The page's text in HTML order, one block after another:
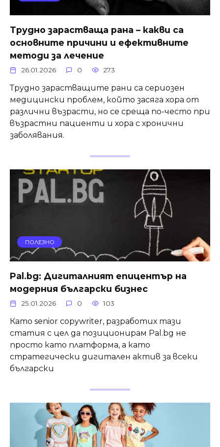
Трудно зарастваща рана – какви са
основните причини и ефективните
методи за лечение
26.01.2026 0 273
Трудно зарастващите рани са сериозен
медицински проблем, който засяга хора от
различни възрасти, но се среща по-често при
възрастни пациенти и хора с хронични
заболявания.
ПОЛЕЗНО
Pal.bg: Дигиталният епицентър на
модерния български бизнес
25.01.2026 0 103
Като senior copywriter, разработих тази
статия с цел да позиционирам Pal.bg не
просто като платформа, а като
стратегически дигитален актив за всеки
български